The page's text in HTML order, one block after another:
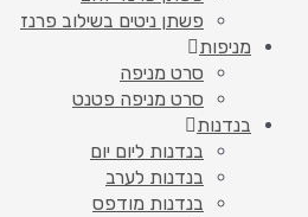
פשתן ניטים בשילוב פרנז
מניפות
סרט מניפה
סרט מניפה פטנט
בנדנות
בנדנות ליום יום
בנדנות לערב
בנדנות מודפס